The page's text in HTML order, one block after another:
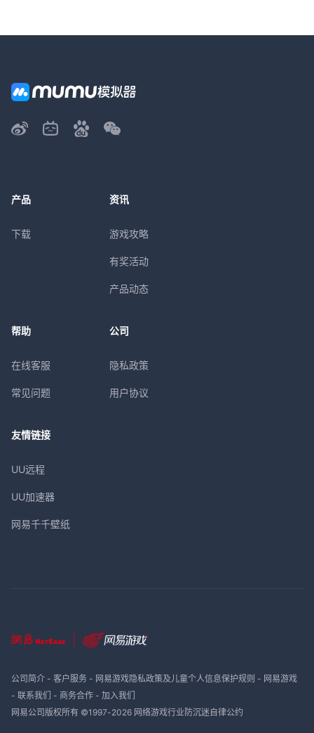
产品
下载
资讯
游戏攻略
有奖活动
产品动态
帮助
在线客服
常见问题
公司
隐私政策
用户协议
友情链接
UU远程
UU加速器
网易千千壁纸
公司简介- 客户服务- 网易游戏隐私政策及儿童个人信息保护规则 - 网易游戏
- 联系我们 - 商务合作- 加入我们
网易公司版权所有 ©1997-2026 网络游戏行业防沉迷自律公约